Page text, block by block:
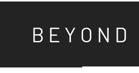
B E Y O N D